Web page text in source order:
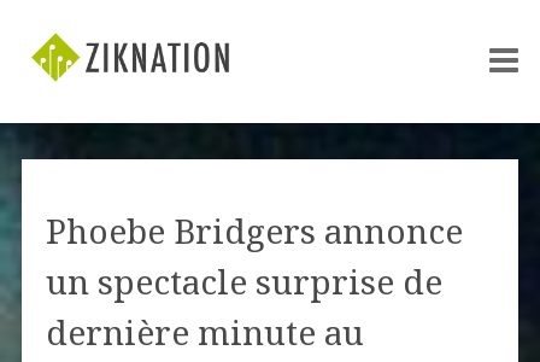
Phoebe Bridgers annonce
un spectacle surprise de
dernière minute au